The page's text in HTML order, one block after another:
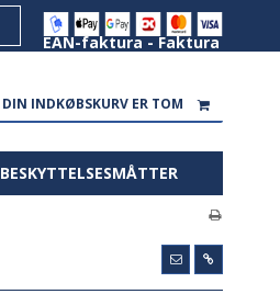
EAN-faktura - Faktura
DIN INDKØBSKURV ER TOM
BESKYTTELSESMÅTTER